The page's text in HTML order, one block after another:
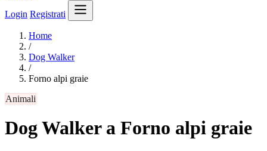
Login Registrati
Home
/
Dog Walker
/
Forno alpi graie
Animali
Dog Walker a Forno alpi graie